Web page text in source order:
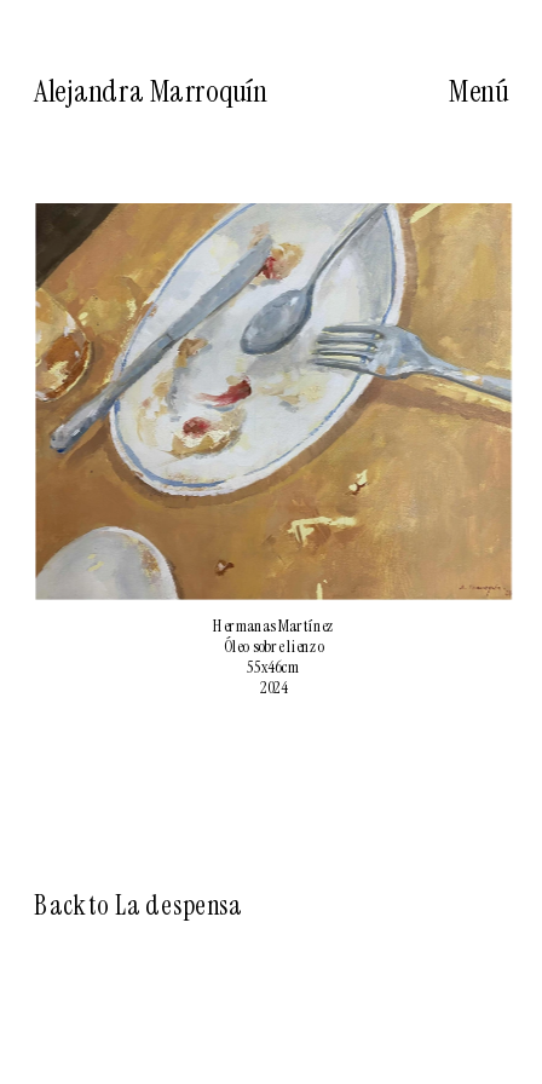
Menú
Hermanas Martínez
Óleo sobre lienzo
55x46cm
2024
Back to La despensa
Alejandra Marroquín